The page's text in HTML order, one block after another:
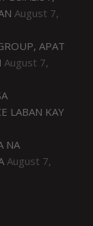
August 7,
APAT
August 7,
LABAN KAY
NA
August 7,